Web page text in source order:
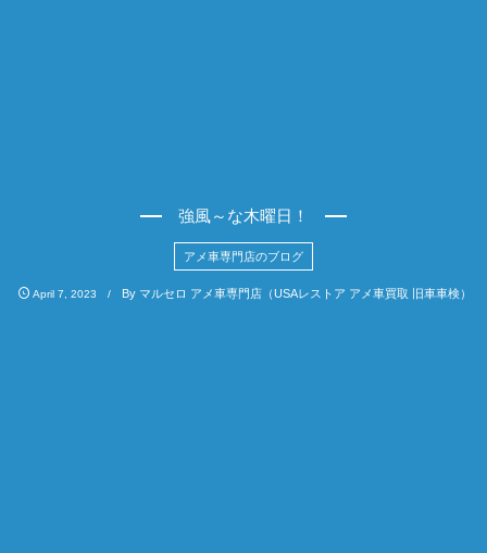
強風～な木曜日！
アメ車専門店のブログ
April 7 ,2023 By マルセロ アメ車専門店（USAレストア アメ車買取 旧車車検）